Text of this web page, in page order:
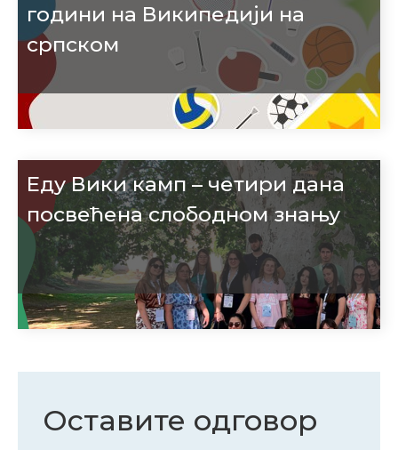
години на Википедији на
српском
Еду Вики камп – четири дана
посвећена слободном знању
Оставите одговор